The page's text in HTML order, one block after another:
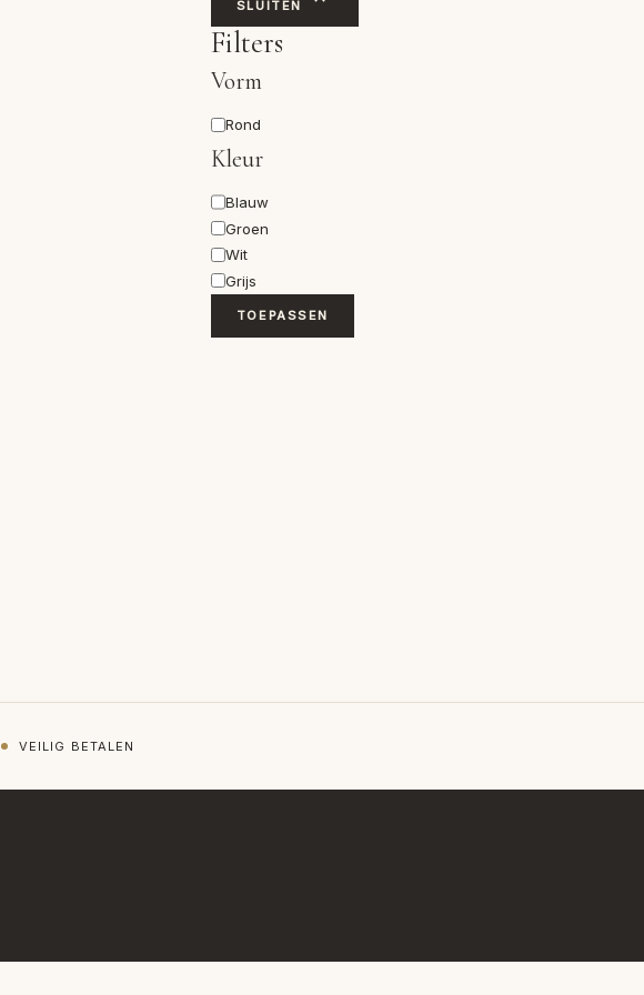
SLUITEN
Filters
Vorm
Vorm
Rond
Kleur
Kleur
Blauw
Groen
Wit
Grijs
TOEPASSEN
VEILIG BETALEN